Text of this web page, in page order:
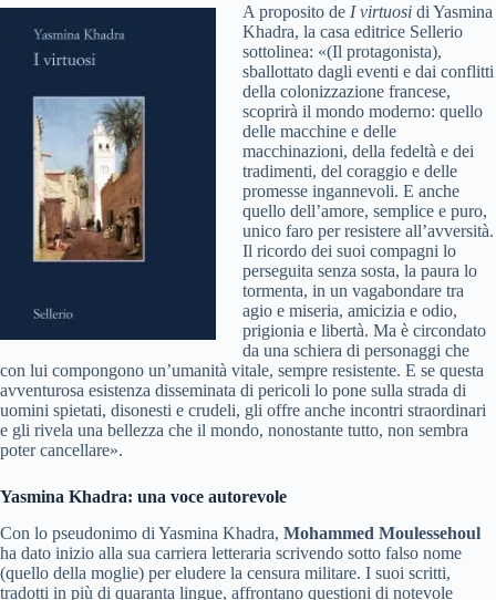
A proposito de I virtuosi di Yasmina
Khadra, la casa editrice Sellerio
sottolinea: «(Il protagonista),
sballottato dagli eventi e dai conflitti
della colonizzazione francese,
scoprirà il mondo moderno: quello
delle macchine e delle
macchinazioni, della fedeltà e dei
tradimenti, del coraggio e delle
promesse ingannevoli. E anche
quello dell’amore, semplice e puro,
unico faro per resistere all’avversità.
Il ricordo dei suoi compagni lo
perseguita senza sosta, la paura lo
tormenta, in un vagabondare tra
agio e miseria, amicizia e odio,
prigionia e libertà. Ma è circondato
da una schiera di personaggi che
con lui compongono un’umanità vitale, sempre resistente. E se questa
avventurosa esistenza disseminata di pericoli lo pone sulla strada di
uomini spietati, disonesti e crudeli, gli offre anche incontri straordinari
e gli rivela una bellezza che il mondo, nonostante tutto, non sembra
poter cancellare».
Yasmina Khadra: una voce autorevole
Con lo pseudonimo di Yasmina Khadra, Mohammed Moulessehoul
ha dato inizio alla sua carriera letteraria scrivendo sotto falso nome
(quello della moglie) per eludere la censura militare. I suoi scritti,
tradotti in più di quaranta lingue, affrontano questioni di notevole